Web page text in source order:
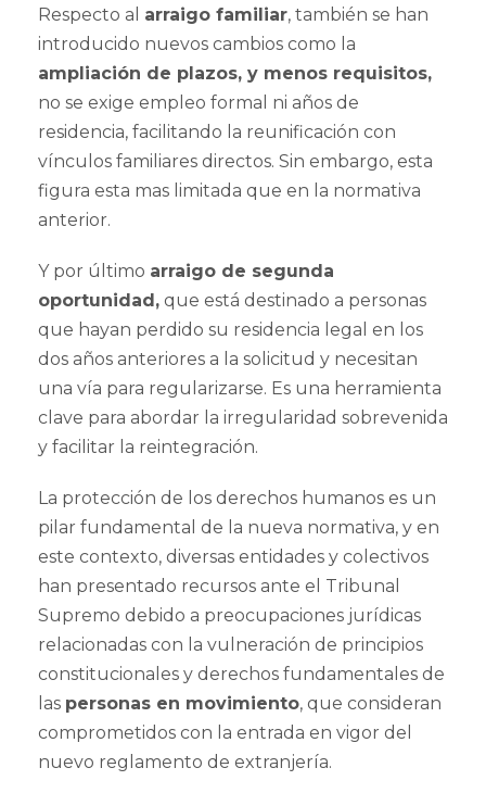
Respecto al arraigo familiar, también se han
introducido nuevos cambios como la
ampliación de plazos, y menos requisitos,
no se exige empleo formal ni años de
residencia, facilitando la reunificación con
vínculos familiares directos. Sin embargo, esta
figura esta mas limitada que en la normativa
anterior.
Y por último arraigo de segunda
oportunidad, que está destinado a personas
que hayan perdido su residencia legal en los
dos años anteriores a la solicitud y necesitan
una vía para regularizarse. Es una herramienta
clave para abordar la irregularidad sobrevenida
y facilitar la reintegración.
La protección de los derechos humanos es un
pilar fundamental de la nueva normativa, y en
este contexto, diversas entidades y colectivos
han presentado recursos ante el Tribunal
Supremo debido a preocupaciones jurídicas
relacionadas con la vulneración de principios
constitucionales y derechos fundamentales de
las personas en movimiento, que consideran
comprometidos con la entrada en vigor del
nuevo reglamento de extranjería.